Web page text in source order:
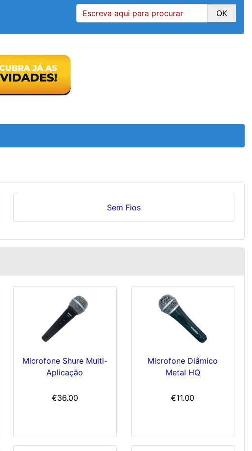
Sem Fios
Microfone Shure Multi-
Aplicação
€36.00
Microfone Diâmico
Metal HQ
€11.00